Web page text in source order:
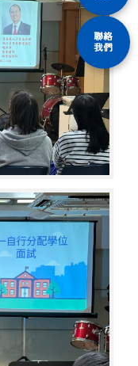
聯絡
我們